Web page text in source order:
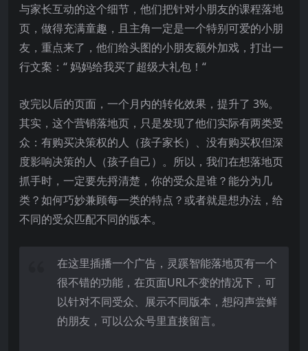
与家长互动的这个细节，他们把针对小朋友的课程落地
页，做得充满童趣，且主角一定是一个特别可爱的小朋
友，重点来了，他们给头图的小朋友额外加戏，打出一
行文案：“ 妈妈给我买了超级大礼包！“
改完以后的页面，一个月内的转化效果，提升了 3%。
其实，这个营销落地页，只是发现了他们实际有两类受
众：有购买决策权的人（孩子家长）、没有购买权但深
度影响决策的人（孩子自己）。所以，我们在想落地页
抓手时，一定要先捋清楚，你的受众是谁？能分为几
类？如何巧妙兼顾每一类的特点？或者就是想办法，给
不同的受众匹配不同的版本。
在这里插播一个广告，灵蹊智能落地页有一个
很不错的功能，在页面URL不变的情况下，可
以针对不同受众、展示不同版本，想闷声尝鲜
的朋友，可以公众号里直接留言。